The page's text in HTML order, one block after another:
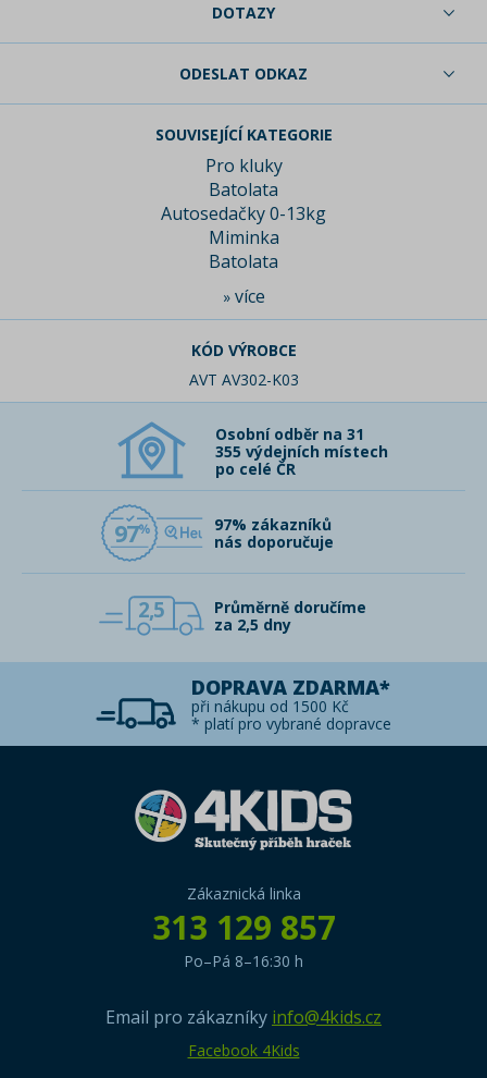
DOTAZY
ODESLAT ODKAZ
SOUVISEJÍCÍ KATEGORIE
Pro kluky
Batolata
Autosedačky 0-13kg
Miminka
Batolata
» více
KÓD VÝROBCE
AVT AV302-K03
Osobní odběr na 31
355 výdejních místech
po celé ČR
97
97% zákazníků
nás doporučuje
2,5
Průměrně doručíme
za 2,5 dny
DOPRAVA ZDARMA*
při nákupu od 1500 Kč
* platí pro vybrané dopravce
Zákaznická linka
313 129 857
Po–Pá 8–16:30 h
Email pro zákazníky info@4kids.cz
Facebook 4Kids